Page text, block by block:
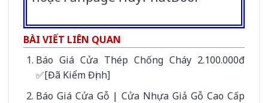
BÀI VIẾT LIÊN QUAN
Báo Giá Cửa Thép Chống Cháy 2.100.000đ
✅[Đã Kiểm Định]
Báo Giá Cửa Gỗ | Cửa Nhựa Giả Gỗ Cao Cấp